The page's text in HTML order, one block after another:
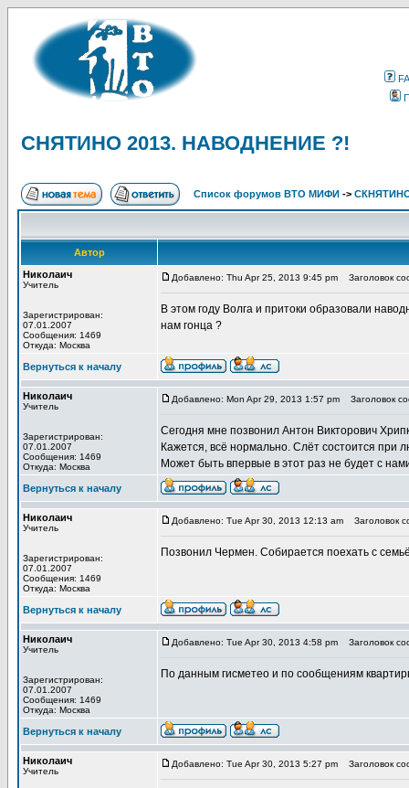
СНЯТИНО 2013. НАВОДНЕНИЕ ?!
Список форумов ВТО МИФИ ->
Автор
Николаич
Учитель
Зарегистрирован:
07.01.2007
Сообщения: 1469
Откуда: Москва
Добавлено: Thu Apr 25, 2013 9:45 pm Заголовок
В этом году Волга и притоки образовали
нам гонца ?
Вернуться к началу
Николаич
Учитель
Зарегистрирован:
07.01.2007
Сообщения: 1469
Откуда: Москва
Добавлено: Mon Apr 29, 2013 1:57 pm Заголовок
Сегодня мне позвонил Антон Викторович
Кажется, всё нормально. Слёт состоится при
Может быть впервые в этот раз не будет с
Вернуться к началу
Николаич
Учитель
Зарегистрирован:
07.01.2007
Сообщения: 1469
Откуда: Москва
Добавлено: Tue Apr 30, 2013 12:13 am Заголовок
Позвонил Чермен. Собирается поехать с
Вернуться к началу
Николаич
Учитель
Зарегистрирован:
07.01.2007
Сообщения: 1469
Откуда: Москва
Добавлено: Tue Apr 30, 2013 4:58 pm Заголовок
По данным гисметео и по сообщениям
Вернуться к началу
Николаич
Учитель
Добавлено: Tue Apr 30, 2013 5:27 pm Заголовок